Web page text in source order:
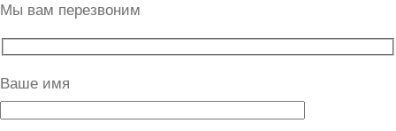
Мы вам перезвоним
Ваше имя